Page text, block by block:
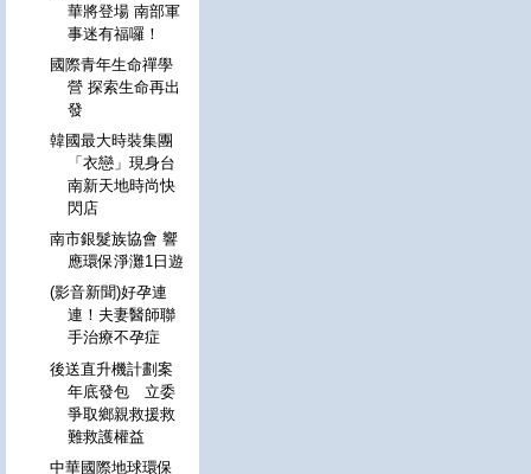
華將登場 南部軍
事迷有福囉！
國際青年生命禪學
營 探索生命再出
發
韓國最大時裝集團
「衣戀」現身台
南新天地時尚快
閃店
南市銀髮族協會 響
應環保淨灘1日遊
(影音新聞)好孕連
連！夫妻醫師聯
手治療不孕症
後送直升機計劃案
年底發包 立委
爭取鄉親救援救
難救護權益
中華國際地球環保